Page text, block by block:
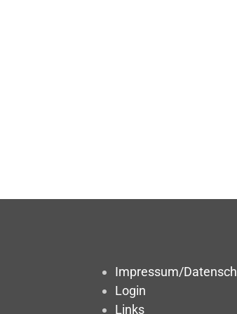
Impressum/
Login
Links